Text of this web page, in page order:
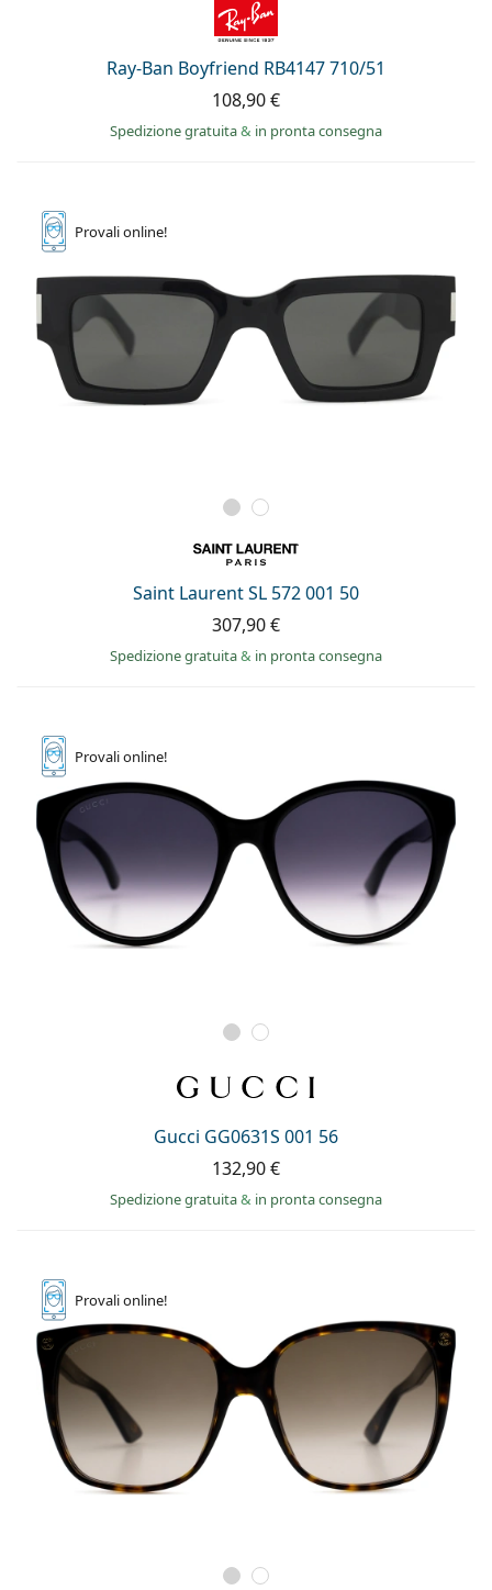
Ray-Ban Boyfriend RB4147 710/51
108,90 €
Spedizione gratuita& in pronta consegna
Provalionline!
Saint Laurent SL 572 001 50
307,90 €
Spedizione gratuita& in pronta consegna
Provalionline!
Gucci GG0631S 001 56
132,90 €
Spedizione gratuita& in pronta consegna
Provalionline!